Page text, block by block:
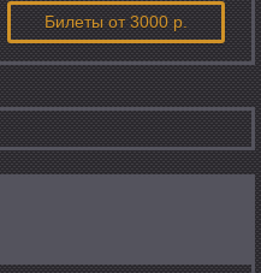
Билеты от 3000 р.